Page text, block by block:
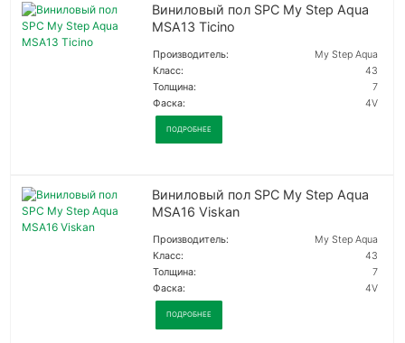
Виниловый пол SPC My Step Aqua
MSA13 Ticino
Производитель:
My Step Aqua
Класс:
43
Толщина:
7
Фаска:
4V
ПОДРОБНЕЕ
Виниловый пол SPC My Step Aqua
MSA16 Viskan
Производитель:
My Step Aqua
Класс:
43
Толщина:
7
Фаска:
4V
ПОДРОБНЕЕ